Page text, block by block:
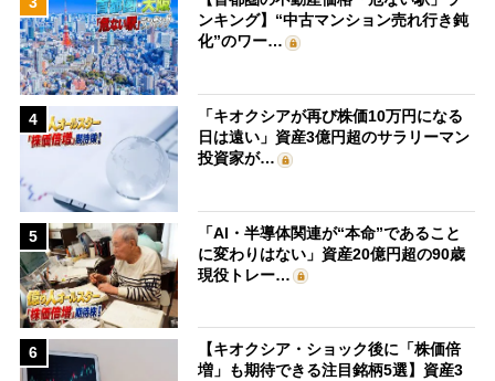
ンキング】“中古マンション売れ行き鈍
化”のワー…
4
「キオクシアが再び株価10万円になる
日は遠い」資産3億円超のサラリーマン
投資家が…
5
「AI・半導体関連が“本命”であること
に変わりはない」資産20億円超の90歳
現役トレー…
6
【キオクシア・ショック後に「株価倍
増」も期待できる注目銘柄5選】資産3